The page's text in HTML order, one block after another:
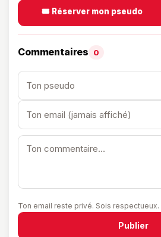
🎟️ Réserver mon pseudo
Commentaires 0
Ton email reste privé. Sois respectueux.
Publier